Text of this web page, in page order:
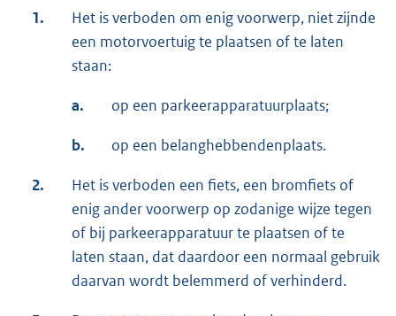
1.
Het is verboden om enig voorwerp, niet zijnde
een motorvoertuig te plaatsen of te laten
staan:
a. op een parkeerapparatuurplaats;
b. op een belanghebbendenplaats.
2.
Het is verboden een fiets, een bromfiets of
enig ander voorwerp op zodanige wijze tegen
of bij parkeerapparatuur te plaatsen of te
laten staan, dat daardoor een normaal gebruik
daarvan wordt belemmerd of verhinderd.